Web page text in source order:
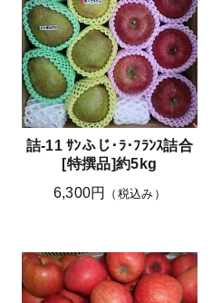
詰-11 ｻﾝふじ･ﾗ･ﾌﾗﾝｽ詰合
[特撰品]約5kg
6,300円
（税込み）